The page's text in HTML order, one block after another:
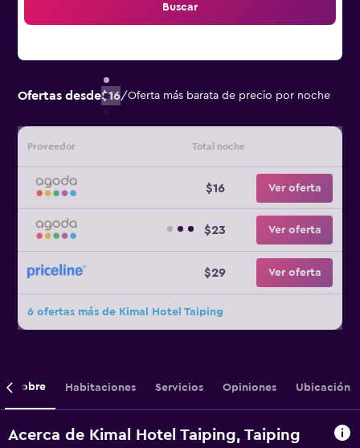
Buscar
Ofertas desde$16/Oferta más barata de precio por noche
Proveedor Total noche
$16 Ver oferta
$23 Ver oferta
$29 Ver oferta
6 ofertas más de Kimal Hotel Taiping
Sobre Habitaciones Servicios Opiniones Ubicación
Acerca de Kimal Hotel Taiping, Taiping